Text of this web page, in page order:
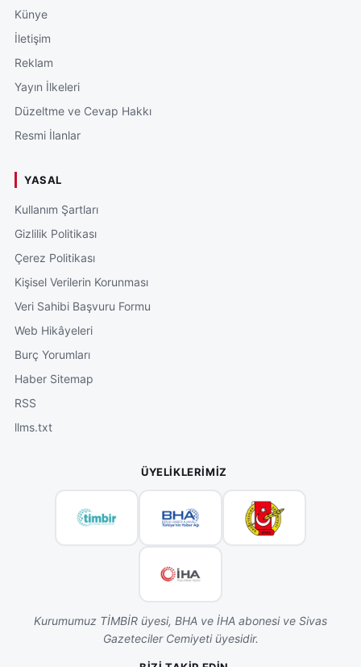
Künye
İletişim
Reklam
Yayın İlkeleri
Düzeltme ve Cevap Hakkı
Resmi İlanlar
YASAL
Kullanım Şartları
Gizlilik Politikası
Çerez Politikası
Kişisel Verilerin Korunması
Veri Sahibi Başvuru Formu
Web Hikâyeleri
Burç Yorumları
Haber Sitemap
RSS
llms.txt
ÜYELIKLERIMIZ
Kurumumuz TİMBİR üyesi, BHA ve İHA abonesi ve Sivas
Gazeteciler Cemiyeti üyesidir.